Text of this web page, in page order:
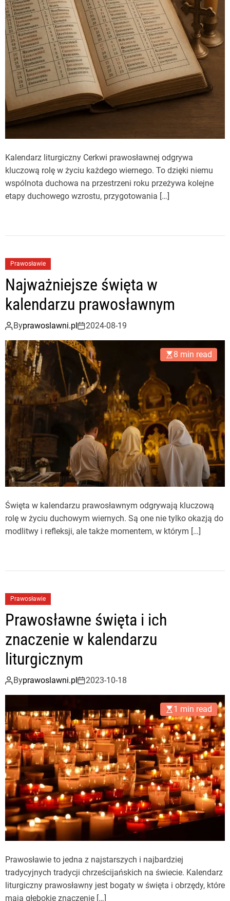
Kalendarz liturgiczny Cerkwi prawosławnej odgrywa
kluczową rolę w życiu każdego wiernego. To dzięki niemu
wspólnota duchowa na przestrzeni roku przeżywa kolejne
etapy duchowego wzrostu, przygotowania […]
Prawosławie
Najważniejsze święta w
kalendarzu prawosławnym
Byprawoslawni.pl 2024-08-19
8 min read
Święta w kalendarzu prawosławnym odgrywają kluczową
rolę w życiu duchowym wiernych. Są one nie tylko okazją do
modlitwy i refleksji, ale także momentem, w którym […]
Prawosławie
Prawosławne święta i ich
znaczenie w kalendarzu
liturgicznym
Byprawoslawni.pl 2023-10-18
1 min read
Prawosławie to jedna z najstarszych i najbardziej
tradycyjnych tradycji chrześcijańskich na świecie. Kalendarz
liturgiczny prawosławny jest bogaty w święta i obrzędy, które
mają głębokie znaczenie […]